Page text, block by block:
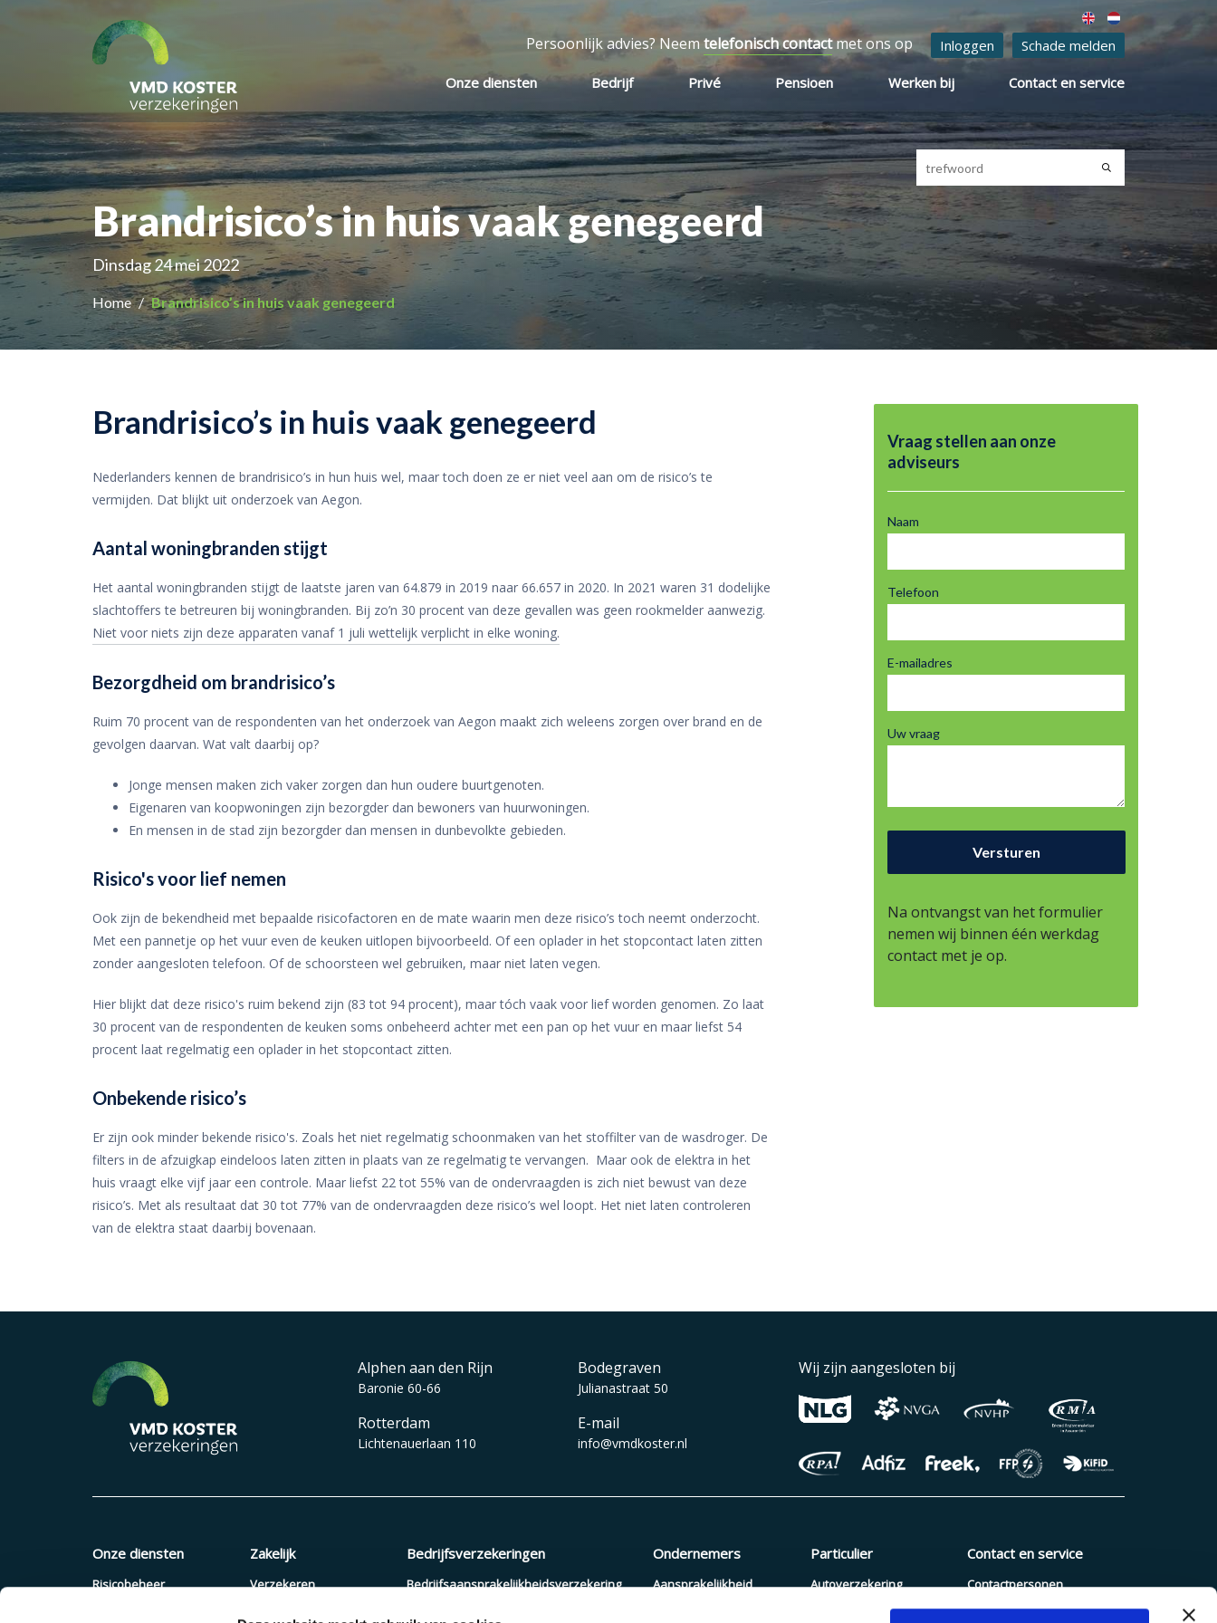
Persoonlijk advies? Neemtelefonisch contactmet ons op Inloggen Schade melden
Onze diensten Bedrijf Privé Pensioen Werken bij Contact en service
Brandrisico’s in huis vaak genegeerd
Dinsdag 24 mei 2022
Home Brandrisico’s in huis vaak genegeerd
Brandrisico’s in huis vaak genegeerd
Nederlanders kennen de brandrisico’s in hun huis wel, maar toch doen ze er niet veel aan om de risico’s te
vermijden. Dat blijkt uit onderzoek van Aegon.
Aantal woningbranden stijgt
Het aantal woningbranden stijgt de laatste jaren van 64.879 in 2019 naar 66.657 in 2020. In 2021 waren 31 dodelijke
slachtoffers te betreuren bij woningbranden. Bij zo’n 30 procent van deze gevallen was geen rookmelder aanwezig.
Niet voor niets zijn deze apparaten vanaf 1 juli wettelijk verplicht in elke woning.
Bezorgdheid om brandrisico’s
Ruim 70 procent van de respondenten van het onderzoek van Aegon maakt zich weleens zorgen over brand en de
gevolgen daarvan. Wat valt daarbij op?
Jonge mensen maken zich vaker zorgen dan hun oudere buurtgenoten.
Eigenaren van koopwoningen zijn bezorgder dan bewoners van huurwoningen.
En mensen in de stad zijn bezorgder dan mensen in dunbevolkte gebieden.
Risico's voor lief nemen
Ook zijn de bekendheid met bepaalde risicofactoren en de mate waarin men deze risico’s toch neemt onderzocht.
Met een pannetje op het vuur even de keuken uitlopen bijvoorbeeld. Of een oplader in het stopcontact laten zitten
zonder aangesloten telefoon. Of de schoorsteen wel gebruiken, maar niet laten vegen.
Hier blijkt dat deze risico's ruim bekend zijn (83 tot 94 procent), maar tóch vaak voor lief worden genomen. Zo laat
30 procent van de respondenten de keuken soms onbeheerd achter met een pan op het vuur en maar liefst 54
procent laat regelmatig een oplader in het stopcontact zitten.
Onbekende risico’s
Er zijn ook minder bekende risico's. Zoals het niet regelmatig schoonmaken van het stoffilter van de wasdroger. De
filters in de afzuigkap eindeloos laten zitten in plaats van ze regelmatig te vervangen. Maar ook de elektra in het
huis vraagt elke vijf jaar een controle. Maar liefst 22 tot 55% van de ondervraagden is zich niet bewust van deze
risico’s. Met als resultaat dat 30 tot 77% van de ondervraagden deze risico’s wel loopt. Het niet laten controleren
van de elektra staat daarbij bovenaan.
Vraag stellen aan onze
adviseurs
Naam
Telefoon
E-mailadres
Uw vraag
Na ontvangst van het formulier
nemen wij binnen één werkdag
contact met je op.
Alphen aan den Rijn
Baronie 60-66
Rotterdam
Lichtenauerlaan 110
Bodegraven
Julianastraat 50
E-mail
info@vmdkoster.nl
Wij zijn aangesloten bij
Onze diensten
Risicobeheer
Zakelijk
Verzekeren
Bedrijfsverzekeringen
Bedrijfsaansprakelijkheidsverzekering
Ondernemers
Aansprakelijkheid
Particulier
Autoverzekering
Pakketverzekering
Contact en service
Contactpersonen
Schade melden